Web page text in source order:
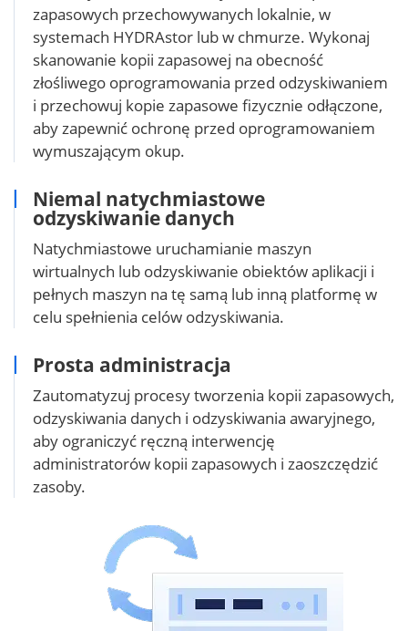
zapasowych przechowywanych lokalnie, w
systemach HYDRAstor lub w chmurze. Wykonaj
skanowanie kopii zapasowej na obecność
złośliwego oprogramowania przed odzyskiwaniem
i przechowuj kopie zapasowe fizycznie odłączone,
aby zapewnić ochronę przed oprogramowaniem
wymuszającym okup.
Niemal natychmiastowe
odzyskiwanie danych
Natychmiastowe uruchamianie maszyn
wirtualnych lub odzyskiwanie obiektów aplikacji i
pełnych maszyn na tę samą lub inną platformę w
celu spełnienia celów odzyskiwania.
Prosta administracja
Zautomatyzuj procesy tworzenia kopii zapasowych,
odzyskiwania danych i odzyskiwania awaryjnego,
aby ograniczyć ręczną interwencję
administratorów kopii zapasowych i zaoszczędzić
zasoby.